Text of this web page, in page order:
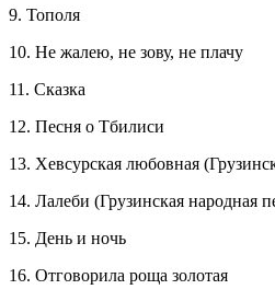
9. Тополя
10. Не жалею, не зову, не плачу
11. Сказка
12. Песня о Тбилиси
13. Хевсурская любовная
14. Лалеби (Грузинская народная
15. День и ночь
16. Отговорила роща золотая